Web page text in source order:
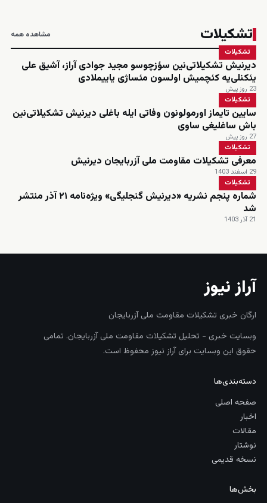
تشکیلات مشاهده همه
تشکیلات
دیرنیش تشکیلاتی‌نین سؤزچوسو مجید جوادی آراز، آشیق علی
یئکنلی‌یه کئچمیش اولسون مئساژی یاییملادی
23 روز پیش
تشکیلات
سایین تایماز اورمولونون وفاتی ایله باغلی دیرنیش تشکیلاتی‌نین
باش ساغلیغی ساوی
27 روز پیش
تشکیلات
معرفی تشکیلات مقاومت ملی آزربایجان دیرنیش
29 اسفند 1403
تشکیلات
شماره پنجم نشریه «دیرنیش گنجلیگی» ویژه‌نامه ۲۱ آذر منتشر
شد
21 آذر 1403
آراز نیوز
ارگان خبری تشکیلات مقاومت ملی آزربایجان
وبسایت خبری - تحلیل تشکیلات مقاومت ملی آزربایجان. تمامی
حقوق این وبسایت برای آراز نیوز محفوظ است.
دسته‌بندی‌ها
صفحه اصلی
اخبار
مقالات
نوشتار
نسخه قدیمی
بخش‌ها